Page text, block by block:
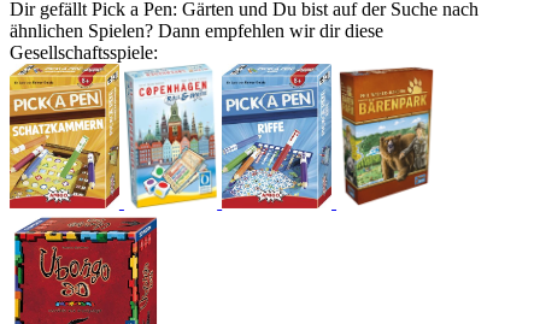
Dir gefällt Pick a Pen: Gärten und Du bist auf der Suche nach
ähnlichen Spielen? Dann empfehlen wir dir diese
Gesellschaftsspiele: